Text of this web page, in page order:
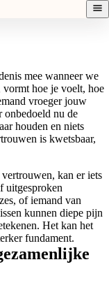
mee wanneer we
vormt hoe je voelt, hoe
vroeger jouw
onbedoeld nu de
houden en niets
is kwetsbaar,
kan er iets
uitgesproken
of iemand van
kunnen diepe pijn
Het kan het
fundament.